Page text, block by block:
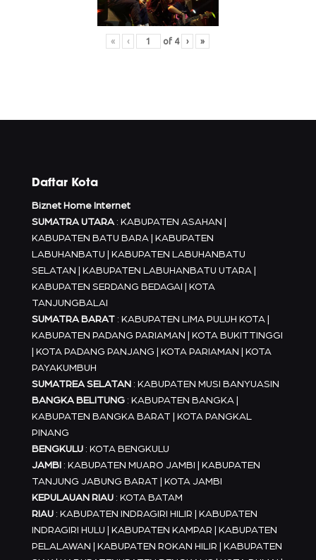
« ‹ of 4 › »
Daftar Kota
Biznet Home Internet
SUMATRA UTARA: KABUPATEN ASAHAN |
KABUPATEN BATU BARA | KABUPATEN
LABUHANBATU | KABUPATEN LABUHANBATU
SELATAN | KABUPATEN LABUHANBATU UTARA |
KABUPATEN SERDANG BEDAGAI | KOTA
TANJUNGBALAI
SUMATRA BARAT: KABUPATEN LIMA PULUH KOTA |
KABUPATEN PADANG PARIAMAN | KOTA BUKITTINGGI
| KOTA PADANG PANJANG | KOTA PARIAMAN | KOTA
PAYAKUMBUH
SUMATREA SELATAN: KABUPATEN MUSI BANYUASIN
BANGKA BELITUNG: KABUPATEN BANGKA |
KABUPATEN BANGKA BARAT | KOTA PANGKAL
PINANG
BENGKULU: KOTA BENGKULU
JAMBI: KABUPATEN MUARO JAMBI | KABUPATEN
TANJUNG JABUNG BARAT | KOTA JAMBI
KEPULAUAN RIAU: KOTA BATAM
RIAU: KABUPATEN INDRAGIRI HILIR | KABUPATEN
INDRAGIRI HULU | KABUPATEN KAMPAR | KABUPATEN
PELALAWAN | KABUPATEN ROKAN HILIR | KABUPATEN